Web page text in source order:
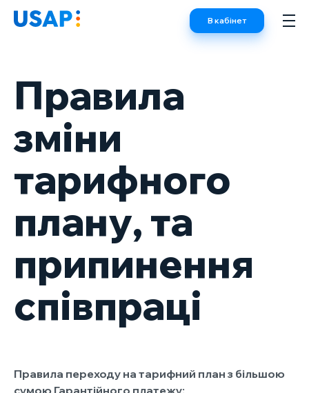
Skip
В кабінет
Правила
зміни
тарифного
плану, та
припинення
співпраці
Правила переходу на тарифний план з більшою
сумою Гарантійного платежу: